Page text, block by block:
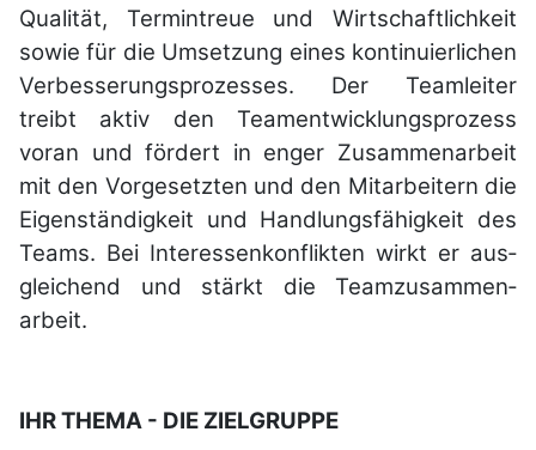
Qualität, Termin­treue und Wirt­schaft­lich­keit
sowie für die Um­setzung eines kontinu­ierlichen
Ver­besse­rungs­pro­zesses. Der Teamleiter
treibt aktiv den Team­ent­wick­lungs­prozess
voran und fördert in enger Zu­sammen­arbeit
mit den Vor­gesetzten und den Mit­arbeitern die
Eigen­ständigkeit und Handlungs­fähigkeit des
Teams. Bei Interessen­kon­flikten wirkt er aus­
gleichend und stärkt die Team­zu­sammen­
arbeit.
IHR THEMA - DIE ZIELGRUPPE